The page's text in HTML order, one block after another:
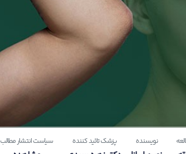
نویسنده پزشک تائید کننده سیاست انتشار مطالب